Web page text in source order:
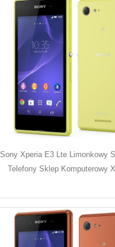
Sony Xperia E3 Lte Limonkowy
Telefony Sklep Komputerowy